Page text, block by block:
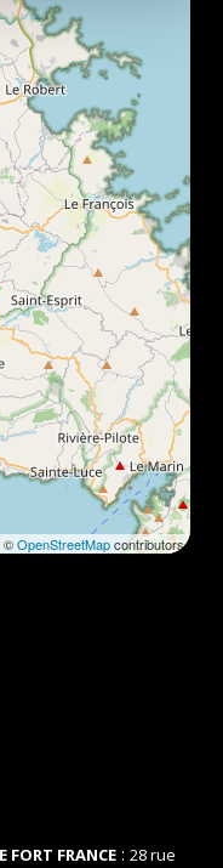
©OpenStreetMapcontributors
FORT FRANCE: 28 rue